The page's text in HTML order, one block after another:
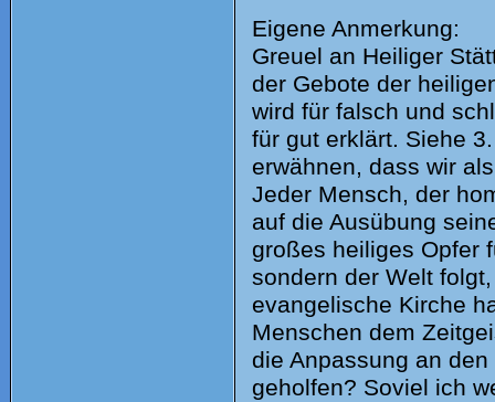
Eigene Anmerkung:
Greuel an Heiliger
der Gebote der
wird für falsch und
für gut erklärt. Siehe
erwähnen, dass wir
Jeder Mensch, der
auf die Ausübung
großes heiliges Opfer
sondern der Welt
evangelische Kirche
Menschen dem
die Anpassung an
geholfen? Soviel ich